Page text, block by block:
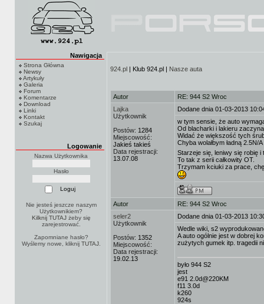
Nawigacja
Strona Główna
Newsy
Artykuły
Galeria
Forum
Komentarze
Download
Linki
Kontakt
Szukaj
Logowanie
Nazwa Użytkownika
Hasło
Nie jesteś jeszcze naszym
Użytkownikiem?
Kilknij TUTAJżeby się
zarejestrować.
Zapomniane hasło?
Wyślemy nowe, kliknij TUTAJ.
924.pl | Klub 924.pl | Nasze auta
Autor
RE: 944 S2 Wroc
Lajka
Użytkownik
Postów: 1284
Miejscowość:
Jakieś takieś
Data rejestracji:
13.07.08
Dodane dnia 01-03-2013
w tym sensie, że auto
Od blacharki i lakieru
Widać że większość tych
Chyba wolałbym ładną
Starzeje się, leniwy się robię i
To tak z serii całkowity OT.
Trzymam kciuki za prace,
Autor
RE: 944 S2 Wroc
seler2
Użytkownik
Postów: 1352
Miejscowość:
Data rejestracji:
19.02.13
Dodane dnia 01-03-2013
Wedle wiki, s2
A auto ogólnie jest w dobrej
zużytych gumek itp. tragedii
było 944 S2
jest
e91 2.0d@220KM
f11 3.0d
k260
924s